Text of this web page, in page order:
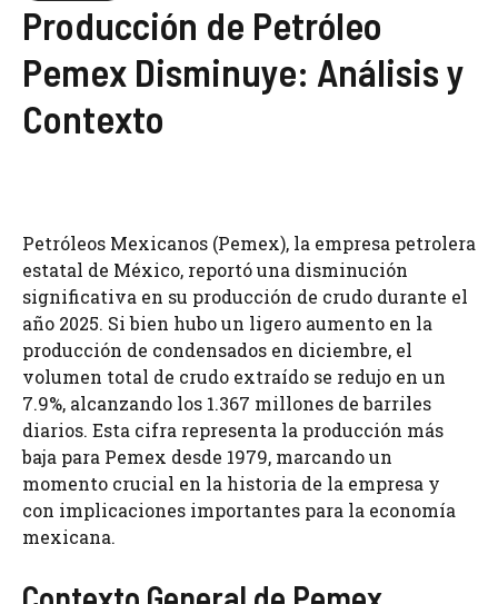
Producción de Petróleo
Pemex Disminuye: Análisis y
Contexto
Petróleos Mexicanos (Pemex), la empresa petrolera
estatal de México, reportó una disminución
significativa en su producción de crudo durante el
año 2025. Si bien hubo un ligero aumento en la
producción de condensados en diciembre, el
volumen total de crudo extraído se redujo en un
7.9%, alcanzando los 1.367 millones de barriles
diarios. Esta cifra representa la producción más
baja para Pemex desde 1979, marcando un
momento crucial en la historia de la empresa y
con implicaciones importantes para la economía
mexicana.